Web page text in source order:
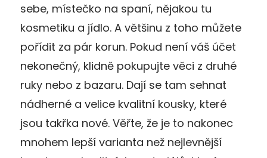
sebe, místečko na spaní, nějakou tu
kosmetiku a jídlo. A většinu z toho můžete
pořídit za pár korun. Pokud není váš účet
nekonečný, klidně pokupujte věci z druhé
ruky nebo z bazaru. Dají se tam sehnat
nádherné a velice kvalitní kousky, které
jsou takřka nové. Věřte, že je to nakonec
mnohem lepší varianta než nejlevnější